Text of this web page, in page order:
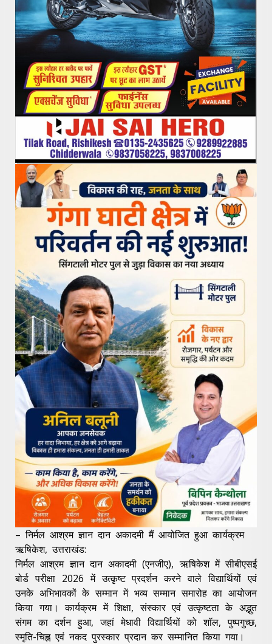
– निर्मल आश्रम ज्ञान दान अकादमी मैं आयोजित हुआ कार्यक्रम
ऋषिकेश, उत्तराखंड:
निर्मल आश्रम ज्ञान दान अकादमी (एनजीए), ऋषिकेश में सीबीएसई
बोर्ड परीक्षा 2026 में उत्कृष्ट प्रदर्शन करने वाले विद्यार्थियों एवं
उनके अभिभावकों के सम्मान में भव्य सम्मान समारोह का आयोजन
किया गया। कार्यक्रम में शिक्षा, संस्कार एवं उत्कृष्टता के अद्भुत
संगम का दर्शन हुआ, जहां मेधावी विद्यार्थियों को शॉल, पुष्पगुच्छ,
स्मृति-चिह्न एवं नकद पुरस्कार प्रदान कर सम्मानित किया गया।